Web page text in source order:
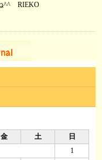
^^ RIEKO
金 土
日
1